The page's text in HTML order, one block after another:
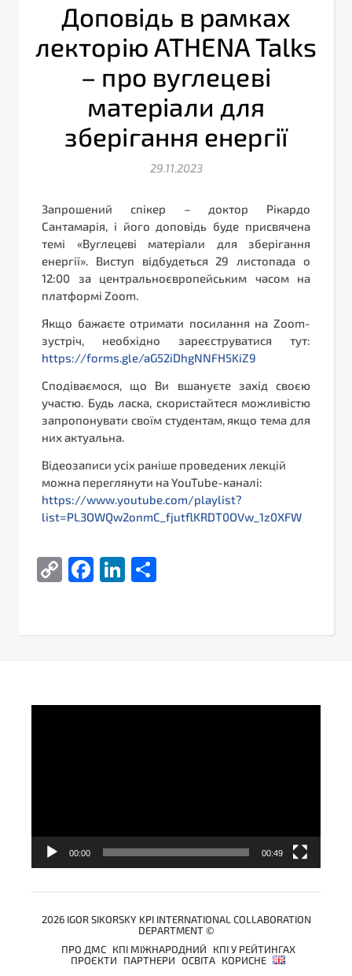
Доповідь в рамках
лекторію ATHENA Talks
– про вуглецеві
матеріали для
зберігання енергії
29.11.2023
Запрошений спікер – доктор Рікардо
Сантамарія, і його доповідь буде присвячена
темі «Вуглецеві матеріали для зберігання
енергії». Виступ відбудеться 29 листопада о
12:00 за центральноєвропейським часом на
платформі Zoom.
Якщо бажаєте отримати посилання на Zoom-
зустріч, необхідно зареєструватися тут:
https://forms.gle/aG52iDhgNNFH5KiZ9
Сподіваємося, що Ви вшануєте захід своєю
участю. Будь ласка, скористайтеся можливістю
запропонувати своїм студентам, якщо тема для
них актуальна.
Відеозаписи усіх раніше проведених лекцій
можна переглянути на YouTube-каналі:
https://www.youtube.com/playlist?
list=PL3OWQw2onmC_fjutflKRDT0OVw_1z0XFW
CopyFacebook
LinkedIn
00:00 00:49
2026 IGOR SIKORSKY KPI INTERNATIONAL COLLABORATION
DEPARTMENT ©
ПРО ДМС КПІ МІЖНАРОДНИЙ
КПІ У РЕЙТИНГАХ
ПРОЄКТИ
ПАРТНЕРИ ОСВІТА КОРИСНЕ